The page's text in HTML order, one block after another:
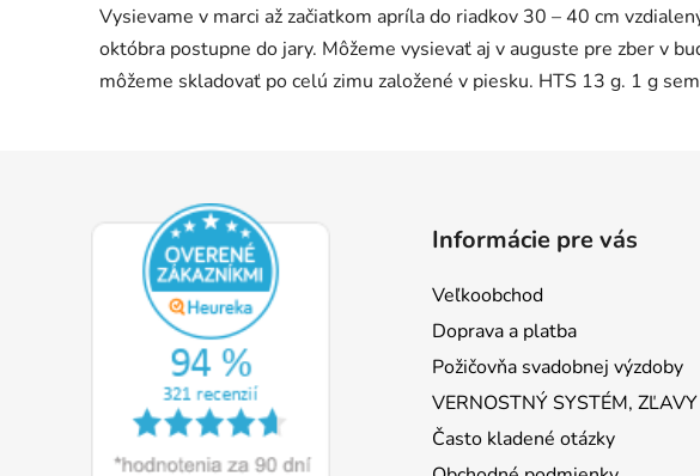
Vysievame v marci až začiatkom apríla do riadkov 30 – 40 cm
októbra postupne do jary. Môžeme vysievať aj v auguste pre zber v
môžeme skladovať po celú zimu založené v piesku. HTS 13 g. 1 g
Informácie pre vás
Veľkoobchod
Doprava a platba
Požičovňa svadobnej výzdoby
VERNOSTNÝ SYSTÉM, ZĽAVY
Často kladené otázky